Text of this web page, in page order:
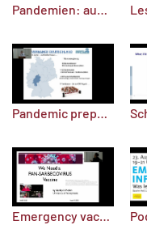
Pandemien: aus der Geschichte lernen
Emergency vaccines: Wie sieht die Zukunft aus?